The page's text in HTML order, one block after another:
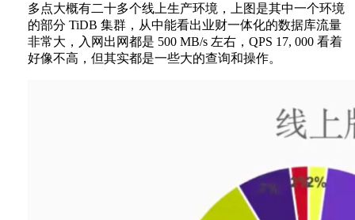
多点大概有二十多个线上生产环境，上图是其中一个环境
的部分 TiDB 集群，从中能看出业财一体化的数据库流量
非常大，入网出网都是 500 MB/s 左右，QPS 17, 000 看着
好像不高，但其实都是一些大的查询和操作。